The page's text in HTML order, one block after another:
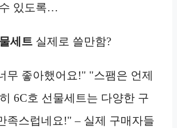
있도록…
세트 실제로 쓸만함?
무 좋아했어요!" "스팸은 언제
6C호 선물세트는 다양한 구
족스럽네요!" – 실제 구매자들